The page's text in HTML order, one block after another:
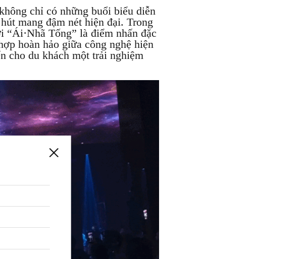
chỉ có những buổi biểu diễn
mang đậm nét hiện đại. Trong
Tống” là điểm nhấn đặc
hoàn hảo giữa công nghệ hiện
cho du khách một trải nghiệm